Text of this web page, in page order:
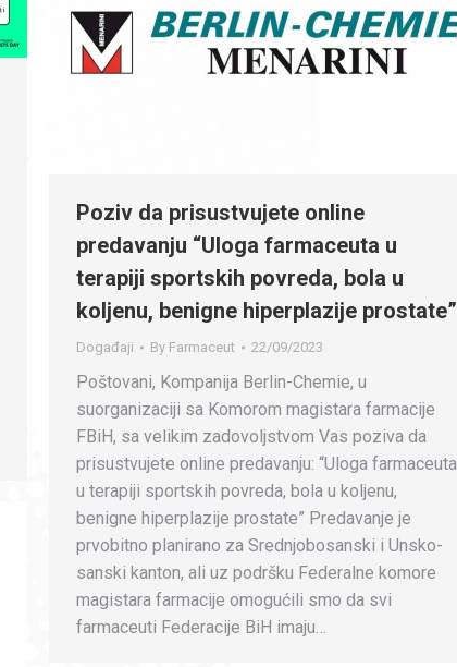
Poziv da prisustvujete online
predavanju “Uloga farmaceuta u
terapiji sportskih povreda, bola u
koljenu, benigne hiperplazije prostate”
Događaji By Farmaceut 22/09/2023
Poštovani, Kompanija Berlin-Chemie, u
suorganizaciji sa Komorom magistara farmacije
FBiH, sa velikim zadovoljstvom Vas poziva da
prisustvujete online predavanju: “Uloga farmaceuta
u terapiji sportskih povreda, bola u koljenu,
benigne hiperplazije prostate” Predavanje je
prvobitno planirano za Srednjobosanski i Unsko-
sanski kanton, ali uz podršku Federalne komore
magistara farmacije omogućili smo da svi
farmaceuti Federacije BiH imaju…